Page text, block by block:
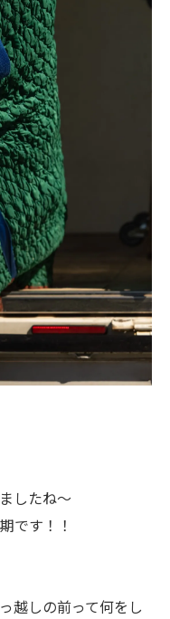
したね〜
です！！
越しの前って何をし